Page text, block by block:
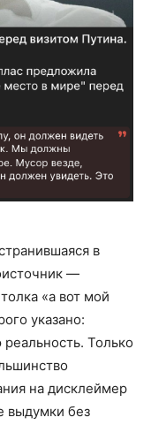
в
—
«а вот мой
указано:
Только
на дисклеймер
выдумки без